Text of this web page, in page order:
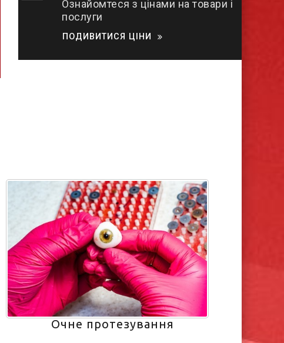
Ознайомтеся з цінами на товари і
послуги
ПОДИВИТИСЯ ЦІНИ
Очне протезування